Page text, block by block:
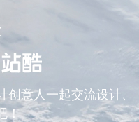
意人一起交流设计、
！